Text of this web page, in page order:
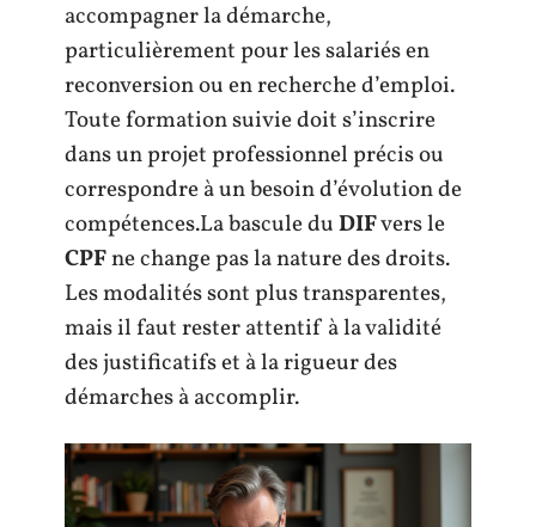
accompagner la démarche,
particulièrement pour les salariés en
reconversion ou en recherche d’emploi.
Toute formation suivie doit s’inscrire
dans un projet professionnel précis ou
correspondre à un besoin d’évolution de
compétences.La bascule duDIFvers le
CPFne change pas la nature des droits.
Les modalités sont plus transparentes,
mais il faut rester attentif à la validité
des justificatifs et à la rigueur des
démarches à accomplir.